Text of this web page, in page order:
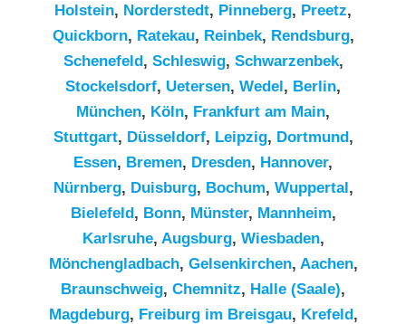
Holstein, Norderstedt, Pinneberg, Preetz,
Quickborn, Ratekau, Reinbek, Rendsburg,
Schenefeld, Schleswig, Schwarzenbek,
Stockelsdorf, Uetersen, Wedel, Berlin,
München, Köln, Frankfurt am Main,
Stuttgart, Düsseldorf, Leipzig, Dortmund,
Essen, Bremen, Dresden, Hannover,
Nürnberg, Duisburg, Bochum, Wuppertal,
Bielefeld, Bonn, Münster, Mannheim,
Karlsruhe, Augsburg, Wiesbaden,
Mönchengladbach, Gelsenkirchen, Aachen,
Braunschweig, Chemnitz⁠, Halle (Saale),
Magdeburg, Freiburg im Breisgau, Krefeld,